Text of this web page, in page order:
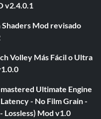
v2.4.0.1
Mod revisado
Volley Más Fácil o Ultra
Ultimate Engine
- No Film Grain -
Mod v1.0